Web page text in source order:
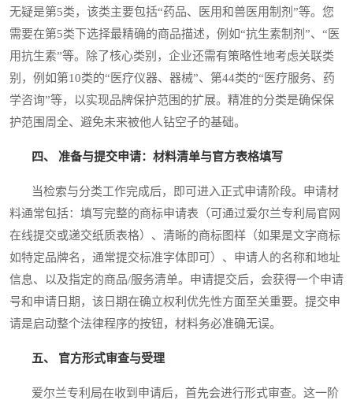
无疑是第5类，该类主要包括“药品、医用和兽医用制剂”等。您
需要在第5类下选择最精确的商品描述，例如“抗生素制剂”、“医
用抗生素”等。除了核心类别，企业还需有策略性地考虑关联类
别，例如第10类的“医疗仪器、器械”、第44类的“医疗服务、药
学咨询”等，以实现品牌保护范围的扩展。精准的分类是确保保
护范围周全、避免未来被他人钻空子的基础。
四、 准备与提交申请：材料清单与官方表格填写
当检索与分类工作完成后，即可进入正式申请阶段。申请材
料通常包括：填写完整的商标申请表（可通过爱尔兰专利局官网
在线提交或递交纸质表格）、清晰的商标图样（如果是文字商标
如特定品牌名，通常提交标准字体即可）、申请人的名称和地址
信息、以及指定的商品/服务清单。申请提交后，会获得一个申请
号和申请日期，该日期在确立权利优先性方面至关重要。提交申
请是启动整个法律程序的按钮，材料务必准确无误。
五、 官方形式审查与受理
爱尔兰专利局在收到申请后，首先会进行形式审查。这一阶